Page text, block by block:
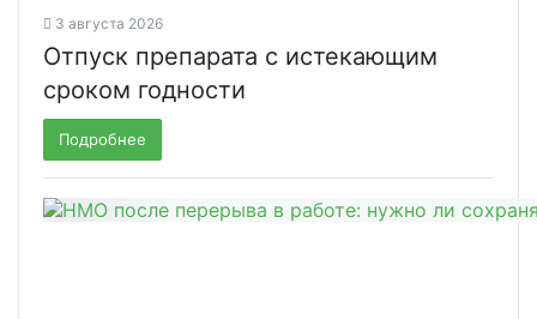
3 августа 2026
Отпуск препарата с истекающим
сроком годности
Подробнее